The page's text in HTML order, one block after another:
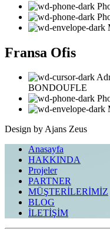
Fransa Ofis
BONDOUFLE
Design by Ajans Zeus
Anasayfa
HAKKINDA
Projeler
PARTNER
MÜŞTERİLERİMİZ
BLOG
İLETİŞİM